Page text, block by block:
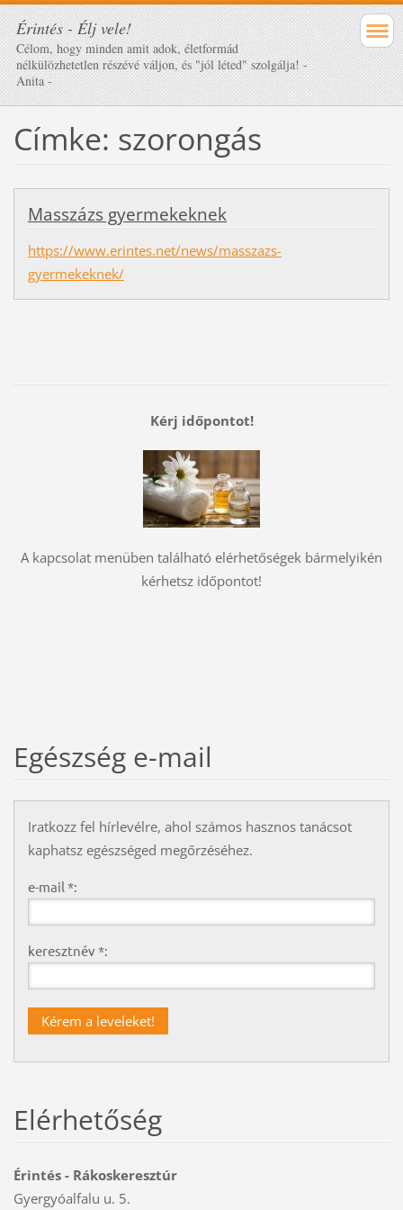
Érintés - Élj vele!
Célom, hogy minden amit adok, életformád
nélkülözhetetlen részévé váljon, és "jól léted" szolgálja! -
Anita -
Címke: szorongás
Masszázs gyermekeknek
https://www.erintes.net/news/masszazs-
gyermekeknek/
Kérj időpontot!
A kapcsolat menüben található elérhetőségek bármelyikén
kérhetsz időpontot!
Egészség e-mail
Iratkozz fel hírlevélre, ahol számos hasznos tanácsot
kaphatsz egészséged megőrzéséhez.
e-mail *:
keresztnév *:
Elérhetőség
Érintés - Rákoskeresztúr
Gyergyóalfalu u. 5.